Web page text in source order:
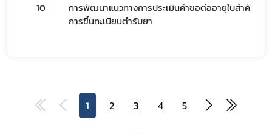
10
การพัฒนาแนวทางการประเมินคำขอต่ออายุใบสำคัญ
การขึ้นทะเบียนตำรับยา
1 2 3 4 5